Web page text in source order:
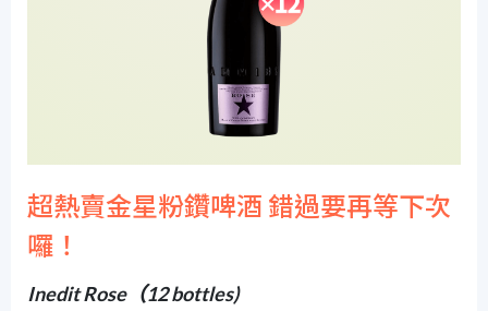
超熱賣金星粉鑽啤酒 錯過要再等下次
囉！
Inedit Rose（12 bottles)